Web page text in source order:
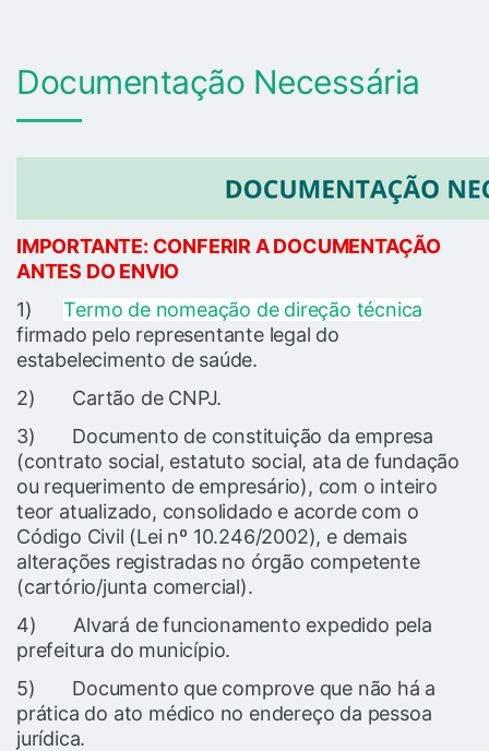
Documentação Necessária
IMPORTANTE: CONFERIR A DOCUMENTAÇÃO
ANTES DO ENVIO
1)Termo de nomeação de direção técnica
firmado pelo representante legal do
estabelecimento de saúde.
2) Cartão de CNPJ.
3) Documento de constituição da empresa
(contrato social, estatuto social, ata de fundação
ou requerimento de empresário), com o inteiro
teor atualizado, consolidado e acorde com o
Código Civil (Lei nº 10.246/2002), e demais
alterações registradas no órgão competente
(cartório/junta comercial).
4) Alvará de funcionamento expedido pela
prefeitura do município.
5) Documento que comprove que não há a
prática do ato médico no endereço da pessoa
jurídica.